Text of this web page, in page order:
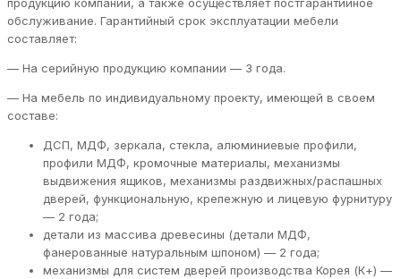
продукцию компании, а также осуществляет постгарантийное
обслуживание. Гарантийный срок эксплуатации мебели
составляет:
— На серийную продукцию компании — 3 года.
— На мебель по индивидуальному проекту, имеющей в своем
составе:
ДСП, МДФ, зеркала, стекла, алюминиевые профили,
профили МДФ, кромочные материалы, механизмы
выдвижения ящиков, механизмы раздвижных/распашных
дверей, функциональную, крепежную и лицевую фурнитуру
— 2 года;
детали из массива древесины (детали МДФ,
фанерованные натуральным шпоном) — 2 года;
механизмы для систем дверей производства Корея (К+) —